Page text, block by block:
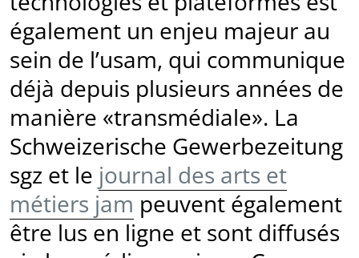
également un enjeu majeur au
sein de l’usam, qui communique
déjà depuis plusieurs années de
manière «transmédiale». La
Schweizerische Gewerbezeitung
sgz et le journal des arts et
métiers jam peuvent également
être lus en ligne et sont diffusés